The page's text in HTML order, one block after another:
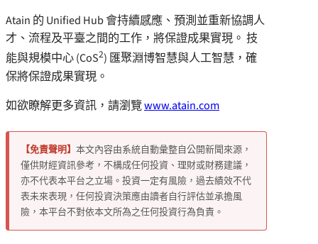
Atain 的 Unified Hub 會持續感應、預測並重新協調人
才、流程及平臺之間的工作，將保證成果實現。 技
能與規模中心 (CoS2) 匯聚淵博智慧與人工智慧，確
保將保證成果實現。
如欲瞭解更多資訊，請瀏覽www.atain.com
【免責聲明】 本文內容由系統自動彙整自公開新聞來源，
僅供財經資訊參考，不構成任何投資、理財或財務建議，
亦不代表本平台之立場。投資一定有風險，過去績效不代
表未來表現，任何投資決策應由讀者自行評估並承擔風
險，本平台不對依本文所為之任何投資行為負責。